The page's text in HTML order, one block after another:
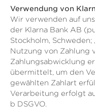
Verwendung von
Wir verwenden auf
der Klarna Bank AB
Stockholm, Schweden;
Nutzung von Zahlung
Zahlungsabwicklung
übermittelt, um den
gewählten Zahlart
Verarbeitung erfolgt
b DSGVO.